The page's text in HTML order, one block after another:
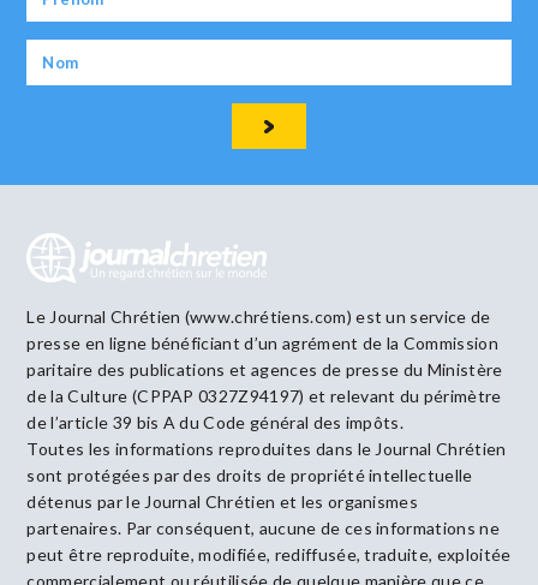
Le Journal Chrétien (www.chrétiens.com) est un service de
presse en ligne bénéficiant d’un agrément de la Commission
paritaire des publications et agences de presse du Ministère
de la Culture (CPPAP 0327Z94197) et relevant du périmètre
de l’article 39 bis A du Code général des impôts.
Toutes les informations reproduites dans le Journal Chrétien
sont protégées par des droits de propriété intellectuelle
détenus par le Journal Chrétien et les organismes
partenaires. Par conséquent, aucune de ces informations ne
peut être reproduite, modifiée, rediffusée, traduite, exploitée
commercialement ou réutilisée de quelque manière que ce